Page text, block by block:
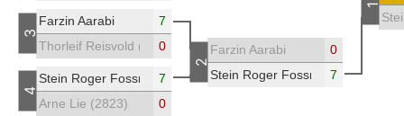
Farzin Aarabi
7
Thorleif Reisvold (1459)
0
Stein Roger Fossmo (1276)
7
Arne Lie (2823)
0
Farzin Aarabi
0
Stein Roger Fossmo (1276)
7
3
4
2
1